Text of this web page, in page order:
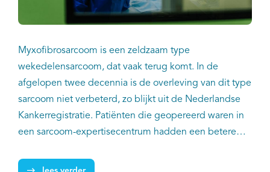
Myxofibrosarcoom is een zeldzaam type
wekedelensarcoom, dat vaak terug komt. In de
afgelopen twee decennia is de overleving van dit type
sarcoom niet verbeterd, zo blijkt uit de Nederlandse
Kankerregistratie. Patiënten die geopereerd waren in
een sarcoom-expertisecentrum hadden een betere
geopereerd waren.